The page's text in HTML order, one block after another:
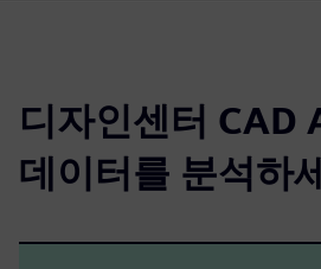
디자인센터 CAD
데이터를 분석하